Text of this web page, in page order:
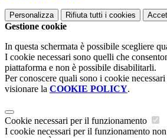
Personalizza Rifiuta tutti i cookies
Gestione cookie
In questa schermata è possibile scegliere
I cookie necessari sono quelli che
piattaforma e non è possibile disabilitarli.
Per conoscere quali sono i cookie
visionare la COOKIE POLICY.
Cookie necessari per il funzionamento
I cookie necessari per il funzionamento non